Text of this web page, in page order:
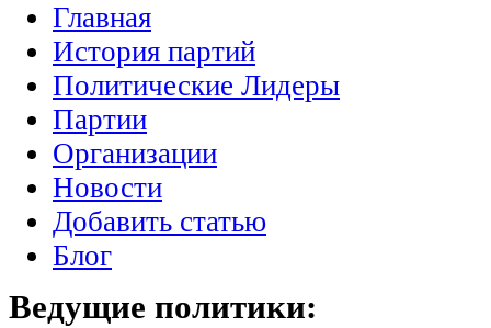
Главная
История партий
Политические Лидеры
Партии
Организации
Новости
Добавить статью
Блог
Ведущие политики: